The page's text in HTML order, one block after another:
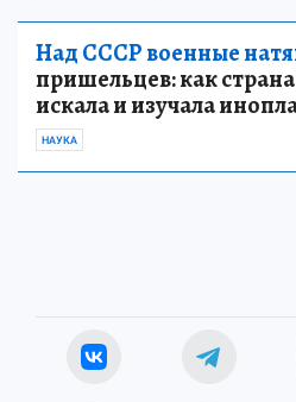
Над СССР военные
пришельцев: как страна
искала и изучала
НАУКА